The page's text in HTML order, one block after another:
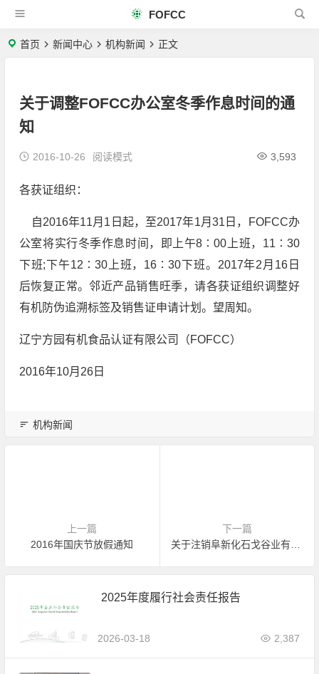
FOFCC
首页 新闻中心 机构新闻 正文
关于调整FOFCC办公室冬季作息时间的通
知
2016-10-26 3,593
阅读模式
各获证组织：
自2016年11月1日起，至2017年1月31日，FOFCC办
公室将实行冬季作息时间，即上午8∶00上班，11∶30
下班;下午12∶30上班，16∶30下班。2017年2月16日
后恢复正常。邻近产品销售旺季，请各获证组织调整好
有机防伪追溯标签及销售证申请计划。望周知。
辽宁方园有机食品认证有限公司（FOFCC）
2016年10月26日
机构新闻
上一篇
2016年国庆节放假通知
下一篇
关于注销阜新化石戈谷业有限责任公司有机产品认证证书的公告
2025年度履行社会责任报告
2026-03-18 2,387